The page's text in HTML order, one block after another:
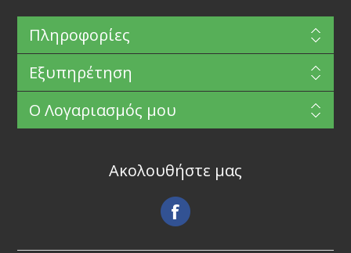
Πληροφορίες
Εξυπηρέτηση
Ο Λογαριασμός μου
Ακολουθήστε μας